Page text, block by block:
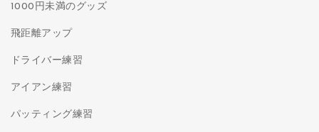
1000円未満のグッズ
飛距離アップ
ドライバー練習
アイアン練習
パッティング練習